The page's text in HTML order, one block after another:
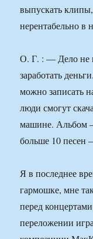
выпускать
нерентабельно в
О. Г. : — Дело не
заработать
можно записать
люди смогут
машине. Альбом
больше 10 песен
Я в последнее
гармошке, мне
перед
переложении